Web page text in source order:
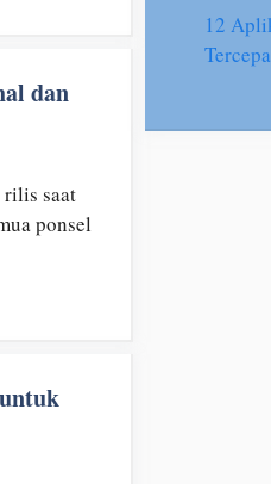
dan
rilis saat
ponsel
12